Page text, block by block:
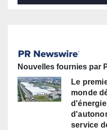
Nouvelles fournies par
Le
monde
service